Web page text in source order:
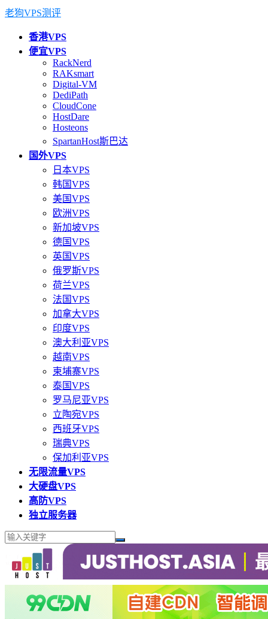
老狗VPS测评
香港VPS
便宜VPS
RackNerd
RAKsmart
Digital-VM
DediPath
CloudCone
HostDare
Hosteons
SpartanHost斯巴达
国外VPS
日本VPS
韩国VPS
美国VPS
欧洲VPS
新加坡VPS
德国VPS
英国VPS
俄罗斯VPS
荷兰VPS
法国VPS
加拿大VPS
印度VPS
澳大利亚VPS
越南VPS
柬埔寨VPS
泰国VPS
罗马尼亚VPS
立陶宛VPS
西班牙VPS
瑞典VPS
保加利亚VPS
无限流量VPS
大硬盘VPS
高防VPS
独立服务器